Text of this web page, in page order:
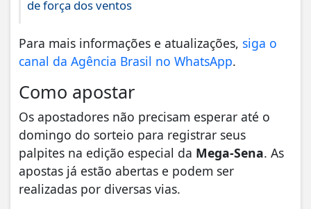
de força dos ventos
Para mais informações e atualizações, siga o
canal da Agência Brasil no WhatsApp.
Como apostar
Os apostadores não precisam esperar até o
domingo do sorteio para registrar seus
palpites na edição especial da Mega-Sena. As
apostas já estão abertas e podem ser
realizadas por diversas vias.